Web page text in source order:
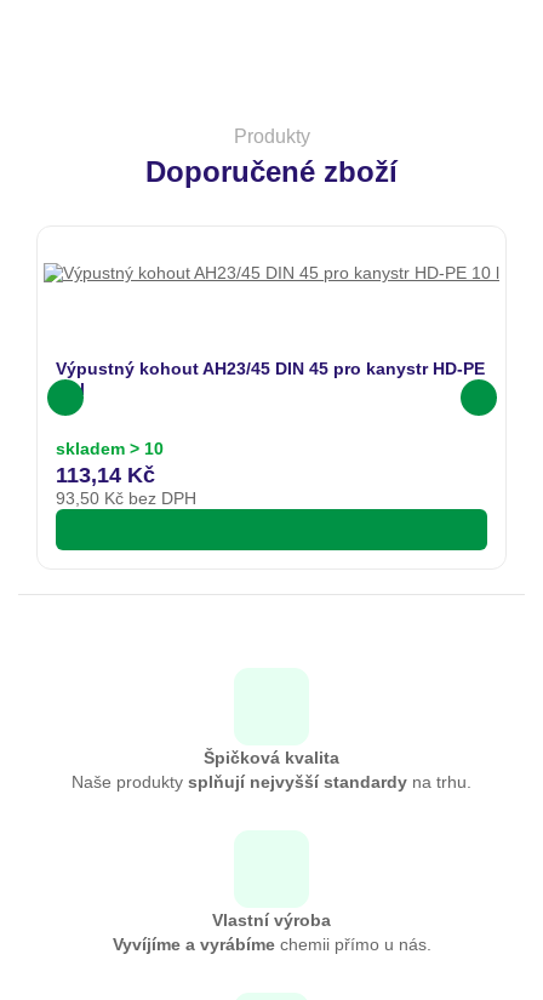
Produkty
Doporučené zboží
Výpustný kohout AH23/45 DIN 45 pro kanystr HD-PE
10 l
skladem > 10
113,14 Kč
93,50 Kč bez DPH
Špičková kvalita
Naše produkty splňují nejvyšší standardy na trhu.
Vlastní výroba
Vyvíjíme a vyrábímechemii přímo u nás.